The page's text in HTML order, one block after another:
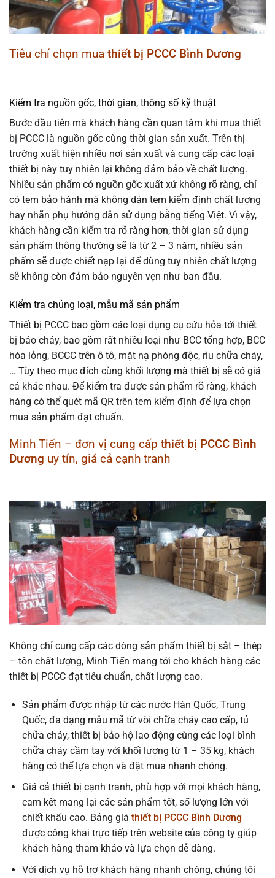
Tiêu chí chọn mua thiết bị PCCC Bình Dương
Kiểm tra nguồn gốc, thời gian, thông số kỹ thuật
Bước đầu tiên mà khách hàng cần quan tâm khi mua thiết
bị PCCC là nguồn gốc cùng thời gian sản xuất. Trên thị
trường xuất hiện nhiều nơi sản xuất và cung cấp các loại
thiết bị này tuy nhiên lại không đảm bảo về chất lượng.
Nhiều sản phẩm có nguồn gốc xuất xứ không rõ ràng, chỉ
có tem bảo hành mà không dán tem kiểm định chất lượng
hay nhãn phụ hướng dẫn sử dụng bằng tiếng Việt. Vì vậy,
khách hàng cần kiểm tra rõ ràng hơn, thời gian sử dụng
sản phẩm thông thường sẽ là từ 2 – 3 năm, nhiều sản
phẩm sẽ được chiết nạp lại để dùng tuy nhiên chất lượng
sẽ không còn đảm bảo nguyên vẹn như ban đầu.
Kiểm tra chủng loại, mẫu mã sản phẩm
Thiết bị PCCC bao gồm các loại dụng cụ cứu hỏa tới thiết
bị báo cháy, bao gồm rất nhiều loại như BCC tổng hợp, BCC
hóa lỏng, BCCC trên ô tô, mặt nạ phòng độc, rìu chữa cháy,
… Tùy theo mục đích cùng khối lượng mà thiết bị sẽ có giá
cả khác nhau. Để kiểm tra được sản phẩm rõ ràng, khách
hàng có thể quét mã QR trên tem kiểm định để lựa chọn
mua sản phẩm đạt chuẩn.
Minh Tiến – đơn vị cung cấp thiết bị PCCC Bình
Dương uy tín, giá cả cạnh tranh
Không chỉ cung cấp các dòng sản phẩm thiết bị sắt – thép
– tôn chất lượng, Minh Tiến mang tới cho khách hàng các
thiết bị PCCC đạt tiêu chuẩn, chất lượng cao.
Sản phẩm được nhập từ các nước Hàn Quốc, Trung
Quốc, đa dạng mẫu mã từ vòi chữa cháy cao cấp, tủ
chữa cháy, thiết bị bảo hộ lao động cùng các loại bình
chữa cháy cầm tay với khối lượng từ 1 – 35 kg, khách
hàng có thể lựa chọn và đặt mua nhanh chóng.
Giá cả thiết bị cạnh tranh, phù hợp với mọi khách hàng,
cam kết mang lại các sản phẩm tốt, số lượng lớn với
chiết khấu cao. Bảng giá thiết bị PCCC Bình Dương
được công khai trực tiếp trên website của công ty giúp
khách hàng tham khảo và lựa chọn dễ dàng.
Với dịch vụ hỗ trợ khách hàng nhanh chóng, chúng tôi